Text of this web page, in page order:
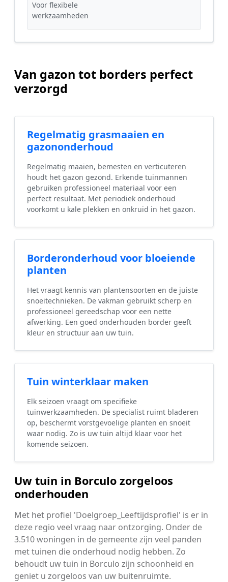
Voor flexibele
werkzaamheden
Van gazon tot borders perfect
verzorgd
Regelmatig grasmaaien en
gazononderhoud
Regelmatig maaien, bemesten en verticuteren
houdt het gazon gezond. Erkende tuinmannen
gebruiken professioneel materiaal voor een
perfect resultaat. Met periodiek onderhoud
voorkomt u kale plekken en onkruid in het gazon.
Borderonderhoud voor bloeiende
planten
Het vraagt kennis van plantensoorten en de juiste
snoeitechnieken. De vakman gebruikt scherp en
professioneel gereedschap voor een nette
afwerking. Een goed onderhouden border geeft
kleur en structuur aan uw tuin.
Tuin winterklaar maken
Elk seizoen vraagt om specifieke
tuinwerkzaamheden. De specialist ruimt bladeren
op, beschermt vorstgevoelige planten en snoeit
waar nodig. Zo is uw tuin altijd klaar voor het
komende seizoen.
Uw tuin in Borculo zorgeloos
onderhouden
Met het profiel 'Doelgroep_Leeftijdsprofiel' is er in
deze regio veel vraag naar ontzorging. Onder de
3.510 woningen in de gemeente zijn veel panden
met tuinen die onderhoud nodig hebben. Zo
behoudt uw tuin in Borculo zijn schoonheid en
geniet u zorgeloos van uw buitenruimte.